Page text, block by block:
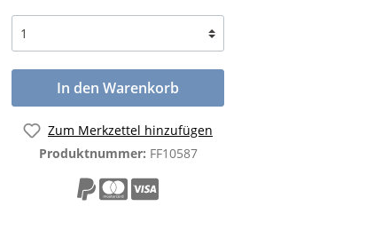
In den Warenkorb
Zum Merkzettel hinzufügen
Produktnummer: FF10587